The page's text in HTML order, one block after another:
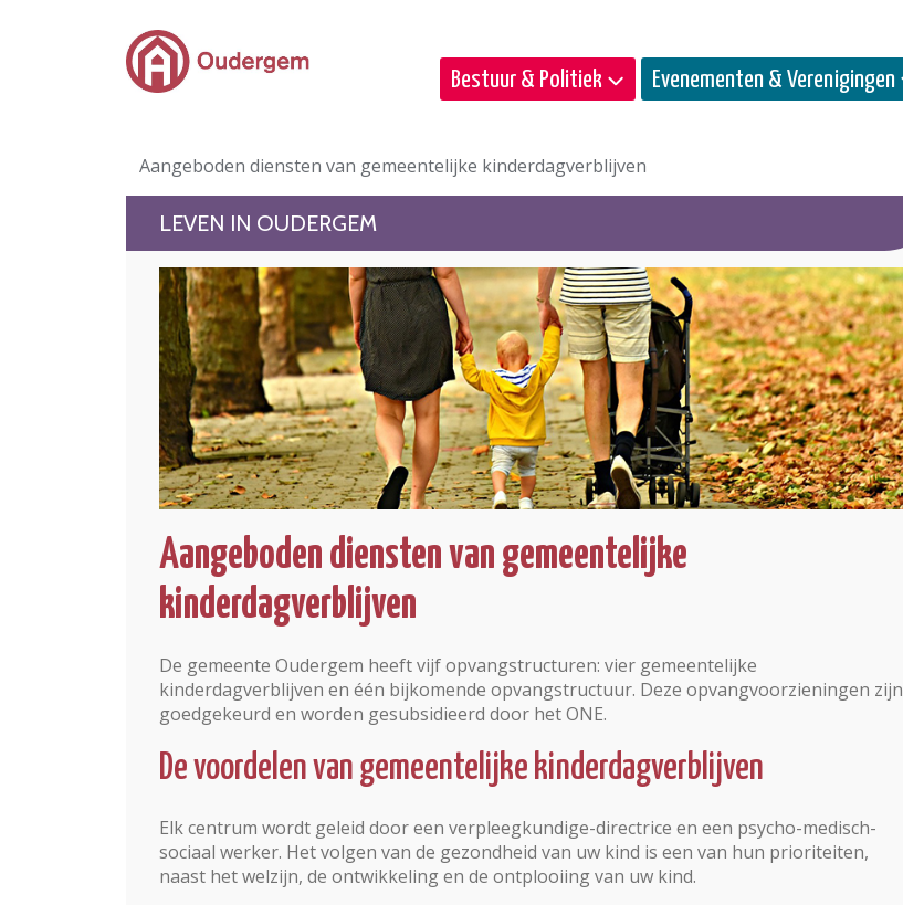
Ga naar de hoofdinhoud
Bestuur & Politiek Evenementen & Verenigingen
Aangeboden diensten van gemeentelijke kinderdagverblijven
LEVEN IN OUDERGEM
Aangeboden diensten van gemeentelijke
kinderdagverblijven
De gemeente Oudergem heeft vijf opvangstructuren: vier gemeentelijke
kinderdagverblijven en één bijkomende opvangstructuur. Deze opvangvoorzieningen zijn
goedgekeurd en worden gesubsidieerd door het ONE.
De voordelen van gemeentelijke kinderdagverblijven
Elk centrum wordt geleid door een verpleegkundige-directrice en een psycho-medisch-
sociaal werker. Het volgen van de gezondheid van uw kind is een van hun prioriteiten,
naast het welzijn, de ontwikkeling en de ontplooiing van uw kind.